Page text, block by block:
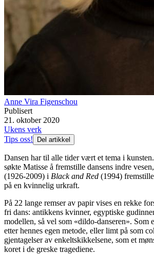
Anne Vira Figenschou
Publisert
21. oktober 2020
Ukens verk
Tips oss!
Del artikkel
Dansen har til alle tider vært et tema i
søkte Matisse å fremstille dansens indre
(1926-2009) i Black and Red (1994)
på en kvinnelig urkraft.
På 22 lange remser av papir vises en rekke
fri dans: antikkens kvinner, egyptiske
modellen, så vel som «dildo-danseren». Som
etter hennes egen metode, eller limt på som
gjentagelser av enkeltskikkelsene, som et
koret i de greske tragediene.